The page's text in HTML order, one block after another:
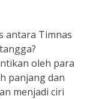
antara Timnas
oleh para
panjang dan
menjadi ciri